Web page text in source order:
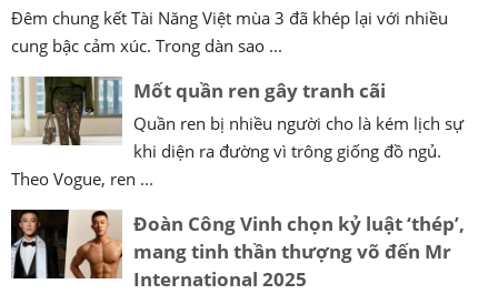
Đêm chung kết Tài Năng Việt mùa 3 đã khép lại với nhiều
cung bậc cảm xúc. Trong dàn sao ...
Mốt quần ren gây tranh cãi
Quần ren bị nhiều người cho là kém lịch sự
khi diện ra đường vì trông giống đồ ngủ.
Theo Vogue, ren ...
Đoàn Công Vinh chọn kỷ luật ‘thép’,
mang tinh thần thượng võ đến Mr
International 2025